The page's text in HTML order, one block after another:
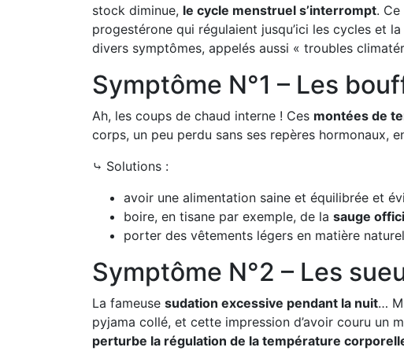
stock diminue, le cycle menstruel s’interrompt. Ce
progestérone qui régulaient jusqu’ici les cycles et
divers symptômes, appelés aussi « troubles
Symptôme N°1 – Les
Ah, les coups de chaud interne ! Ces montées de
corps, un peu perdu sans ses repères hormonaux,
⤷ Solutions :
avoir une alimentation saine et équilibrée et
boire, en tisane par exemple, de la sauge
porter des vêtements légers en matière
Symptôme N°2 – Les
La fameuse sudation excessive pendant la nuit…
pyjama collé, et cette impression d’avoir couru un
perturbe la régulation de la température